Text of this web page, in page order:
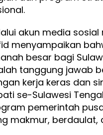
akun media
menyampaikan
besar bagi
tanggung jawab
kerja keras dan
se-Sulawesi
pemerintah
makmur, berdaulat,